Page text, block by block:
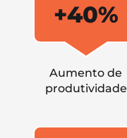
+40%
Aumento de
produtividade